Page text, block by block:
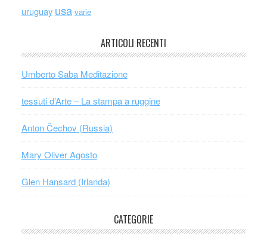
uruguay usa varie
ARTICOLI RECENTI
Umberto Saba Meditazione
tessuti d’Arte – La stampa a ruggine
Anton Čechov (Russia)
Mary Oliver Agosto
Glen Hansard (Irlanda)
CATEGORIE